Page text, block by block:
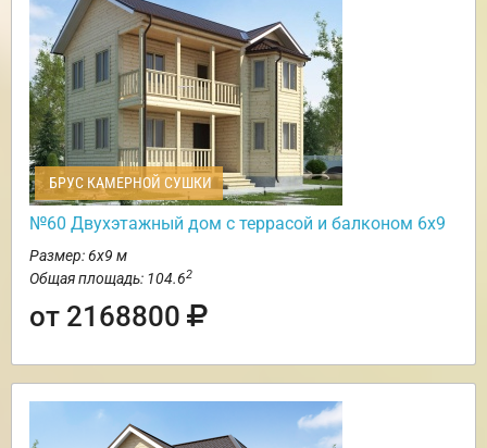
БРУС КАМЕРНОЙ СУШКИ
№60 Двухэтажный дом с террасой и балконом 6х9
Размер: 6х9 м
Общая площадь: 104.62
от 2168800